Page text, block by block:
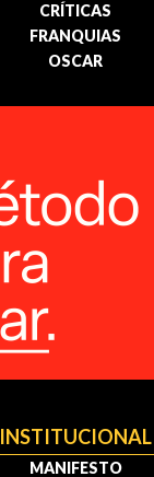
CRÍTICAS
FRANQUIAS
OSCAR
INSTITUCIONAL
MANIFESTO